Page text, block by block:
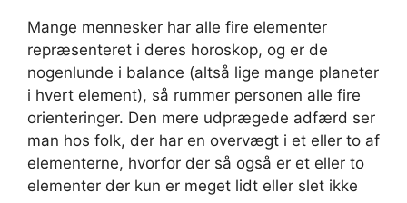
Mange mennesker har alle fire elementer
repræsenteret i deres horoskop, og er de
nogenlunde i balance (altså lige mange planeter
i hvert element), så rummer personen alle fire
orienteringer. Den mere udprægede adfærd ser
man hos folk, der har en overvægt i et eller to af
elementerne, hvorfor der så også er et eller to
elementer der kun er meget lidt eller slet ikke